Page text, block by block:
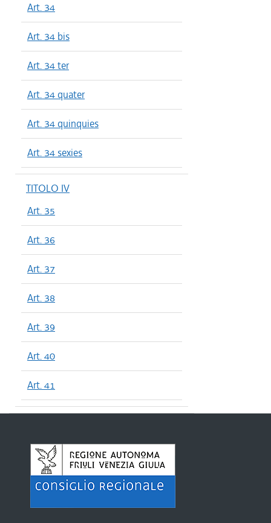
Art. 34
Art. 34 bis
Art. 34 ter
Art. 34 quater
Art. 34 quinquies
Art. 34 sexies
TITOLO IV
Art. 35
Art. 36
Art. 37
Art. 38
Art. 39
Art. 40
Art. 41